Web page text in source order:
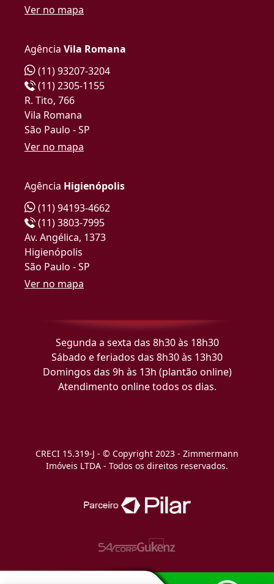
Ver no mapa
Agência Vila Romana
(11) 93207-3204
(11) 2305-1155
R. Tito, 766
Vila Romana
São Paulo - SP
Ver no mapa
Agência Higienópolis
(11) 94193-4662
(11) 3803-7995
Av. Angélica, 1373
Higienópolis
São Paulo - SP
Ver no mapa
Segunda a sexta das 8h30 às 18h30
Sábado e feriados das 8h30 às 13h30
Domingos das 9h às 13h (plantão online)
Atendimento online todos os dias.
CRECI 15.319-J - © Copyright 2023 - Zimmermann
Imóveis LTDA - Todos os direitos reservados.